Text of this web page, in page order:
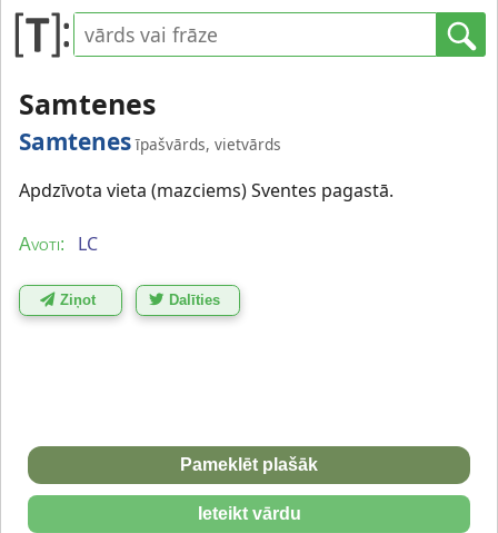
Samtenes
Samtenes īpašvārds, vietvārds
Apdzīvota vieta (mazciems) Sventes pagastā.
Avoti: LC
Ziņot Dalīties
Pameklēt plašāk
Ieteikt vārdu